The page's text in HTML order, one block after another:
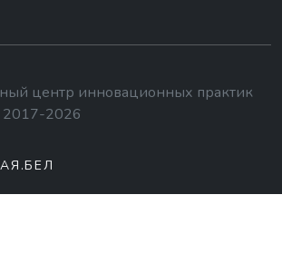
центр инновационных практик
2017-2026